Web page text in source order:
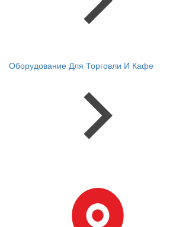
Оборудование Для Торговли И Кафе